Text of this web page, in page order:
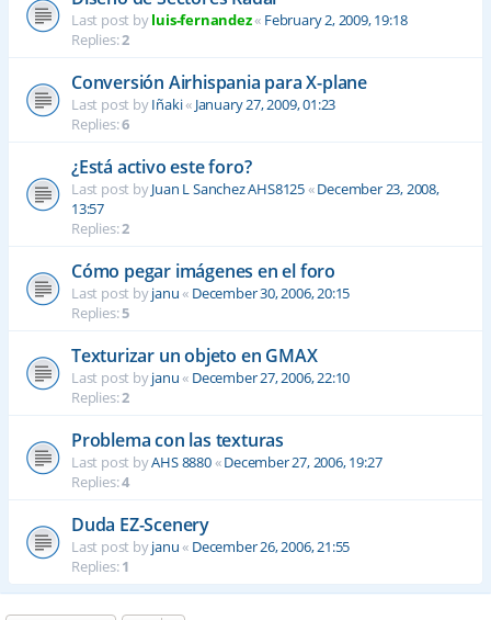
Last post byluis-fernandez« February 2, 2009, 19:18
Replies:2
Conversión Airhispania para X-plane
Last post byIñaki« January 27, 2009, 01:23
Replies:6
¿Está activo este foro?
Last post byJuan L Sanchez AHS8125«December 23, 2008,
13:57
Replies:2
Cómo pegar imágenes en el foro
Last post byjanu« December 30, 2006, 20:15
Replies:5
Texturizar un objeto en GMAX
Last post byjanu« December 27, 2006, 22:10
Replies:2
Problema con las texturas
Last post byAHS 8880«December 27, 2006, 19:27
Replies:4
Duda EZ-Scenery
Last post byjanu« December 26, 2006, 21:55
Replies:1